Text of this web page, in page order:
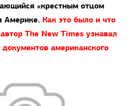
«крестным отцом
Америке. Как это было и что
The New Times узнавал
американского